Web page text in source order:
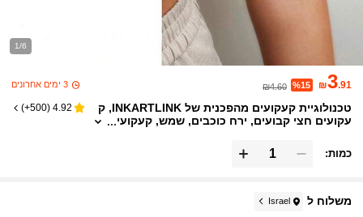
1/6
₪3.91
%15
₪4.60 3 ימים אחרונים
טכנולוגיית קעקועים מהפכנית של INKARTLINK, ק
עקועים חצי קבועים, ירח כוכבים, שמש, קעקועי
ם זמניים, עמיד למים, מראה קעקוע אותנטי, קעקועי
ם בעיצוב נישה, קעקועים מיץ, קעקועים צמחיים
4.92
(
500+
)
כמות:
משלוח ל Israel